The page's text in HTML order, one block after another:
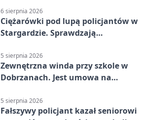
6 sierpnia 2026
Ciężarówki pod lupą policjantów w
Stargardzie. Sprawdzają
5 sierpnia 2026
Zewnętrzna winda przy szkole w
Dobrzanach. Jest umowa na
5 sierpnia 2026
Fałszywy policjant kazał seniorowi